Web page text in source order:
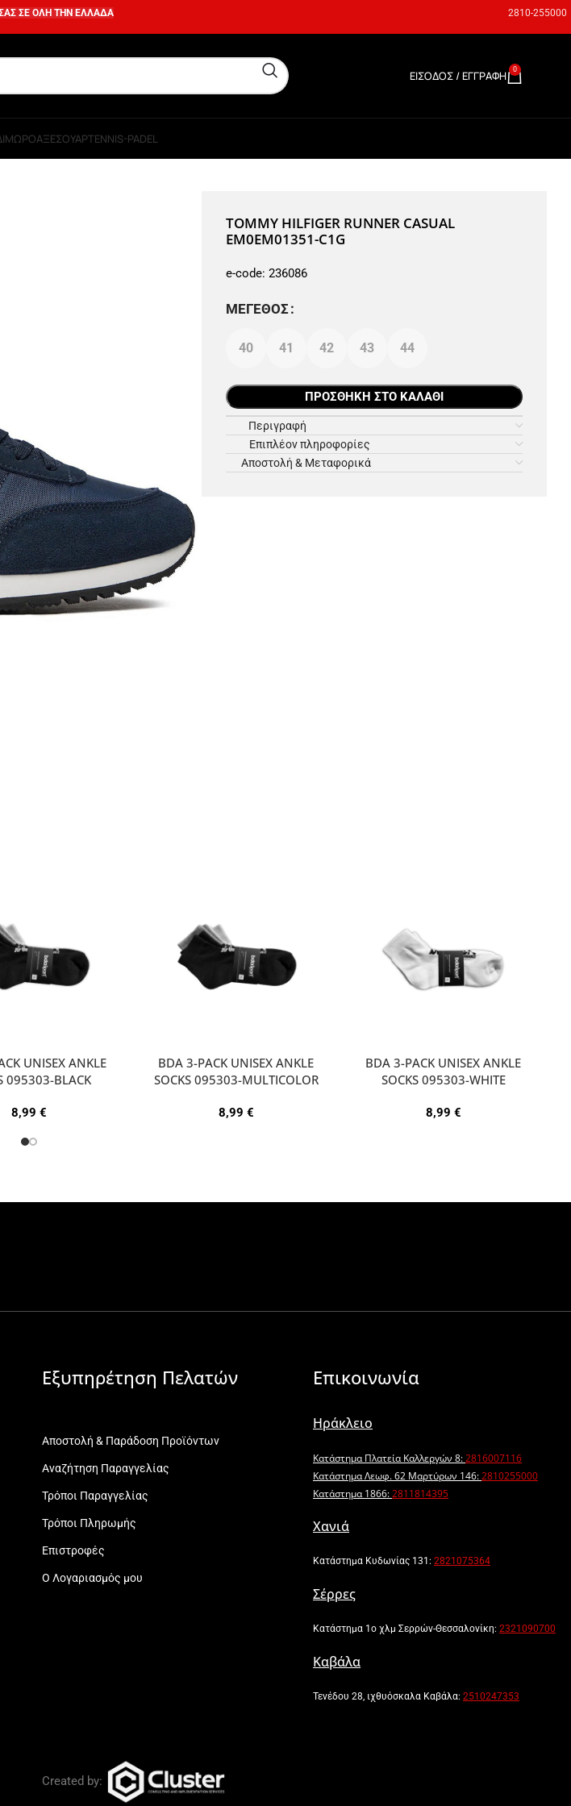
ΣΕ ΟΛΗ ΤΗΝ ΕΛΛΑΔΑ 2810-255000
ΕΊΣΟΔΟΣ / ΕΓΓΡΑΦΉ 0
ΜΩΡΟΑΞΕΣΟΥΑΡTENNIS-PADEL
TOMMY HILFIGER RUNNER CASUAL
EM0EM01351-C1G
e-code: 236086
ΜΈΓΕΘΟΣ
40 41 42 43 44
ΠΡΟΣΘΉΚΗ ΣΤΟ ΚΑΛΆΘΙ
Περιγραφή
Επιπλέον πληροφορίες
Αποστολή & Μεταφορικά
UNISEX ANKLE
095303-BLACK
8,99 €
ΒDA 3-PACK UNISEX ANKLE
SOCKS 095303-MULTICOLOR
8,99 €
BDA 3-PACK UNISEX ANKLE
SOCKS 095303-WHITE
8,99 €
Εξυπηρέτηση Πελατών
Αποστολή & Παράδοση Προϊόντων
Αναζήτηση Παραγγελίας
Τρόποι Παραγγελίας
Τρόποι Πληρωμής
Επιστροφές
Ο Λογαριασμός μου
Επικοινωνία
Ηράκλειο
Κατάστημα Πλατεία Καλλεργών 8:2816007116
Κατάστημα Λεωφ. 62 Μαρτύρων 146:2810255000
Κατάστημα 1866:2811814395
Χανιά
Κατάστημα Κυδωνίας 131: 2821075364
Σέρρες
Κατάστημα 1ο χλμ Σερρών-Θεσσαλονίκη: 2321090700
Καβάλα
Τενέδου 28, ιχθυόσκαλα Καβάλα: 2510247353
Created by: